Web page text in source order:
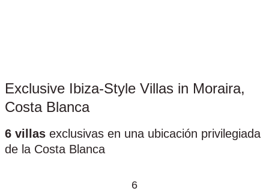
Exclusive Ibiza-Style Villas in Moraira,
Costa Blanca
6 villas exclusivas en una ubicación privilegiada
de la Costa Blanca
6